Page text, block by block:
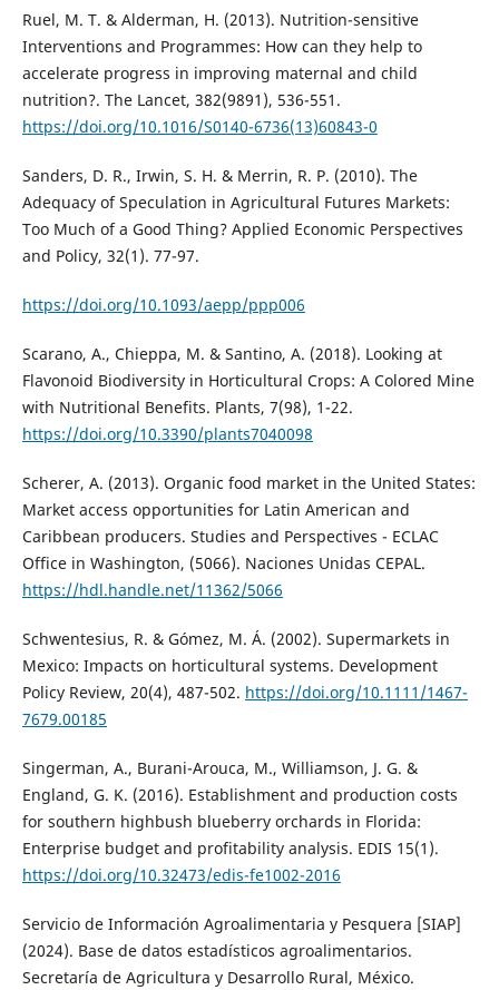
Ruel, M. T. & Alderman, H. (2013). Nutrition-sensitive
Interventions and Programmes: How can they help to
accelerate progress in improving maternal and child
nutrition?. The Lancet, 382(9891), 536-551.
https://doi.org/10.1016/S0140-6736(13)60843-0
Sanders, D. R., Irwin, S. H. & Merrin, R. P. (2010). The
Adequacy of Speculation in Agricultural Futures Markets:
Too Much of a Good Thing? Applied Economic Perspectives
and Policy, 32(1). 77-97.
https://doi.org/10.1093/aepp/ppp006
Scarano, A., Chieppa, M. & Santino, A. (2018). Looking at
Flavonoid Biodiversity in Horticultural Crops: A Colored Mine
with Nutritional Benefits. Plants, 7(98), 1-22.
https://doi.org/10.3390/plants7040098
Scherer, A. (2013). Organic food market in the United States:
Market access opportunities for Latin American and
Caribbean producers. Studies and Perspectives - ECLAC
Office in Washington, (5066). Naciones Unidas CEPAL.
https://hdl.handle.net/11362/5066
Schwentesius, R. & Gómez, M. Á. (2002). Supermarkets in
Mexico: Impacts on horticultural systems. Development
Policy Review, 20(4), 487-502. https://doi.org/10.1111/1467-
7679.00185
Singerman, A., Burani-Arouca, M., Williamson, J. G. &
England, G. K. (2016). Establishment and production costs
for southern highbush blueberry orchards in Florida:
Enterprise budget and profitability analysis. EDIS 15(1).
https://doi.org/10.32473/edis-fe1002-2016
Servicio de Información Agroalimentaria y Pesquera [SIAP]
(2024). Base de datos estadísticos agroalimentarios.
Secretaría de Agricultura y Desarrollo Rural, México.